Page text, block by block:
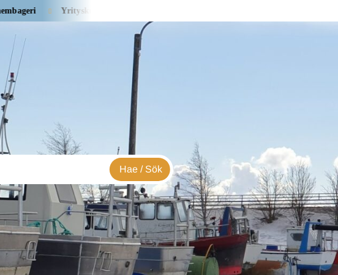
Yrityskuvassa S&J Creations – i företagsbild